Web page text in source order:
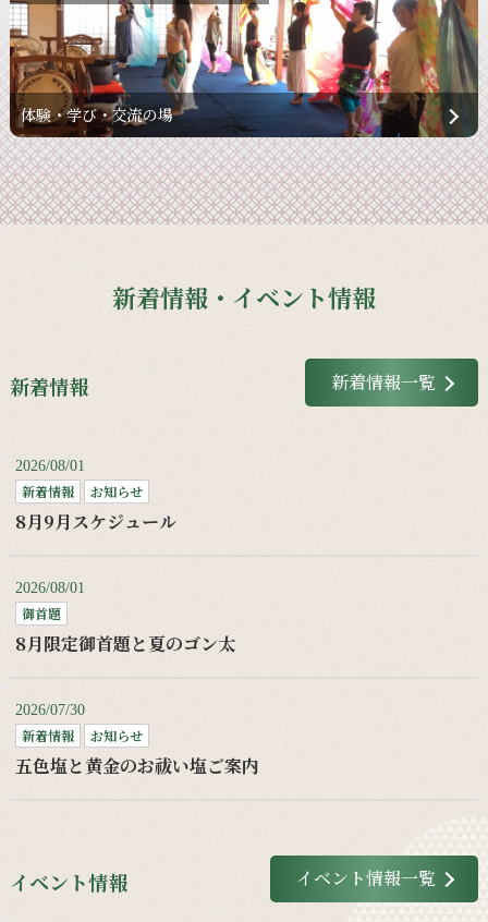
体験・学び・交流の場
新着情報・イベント情報
新着情報 新着情報一覧
2026/08/01
新着情報 お知らせ
8月9月スケジュール
2026/08/01
御首題
8月限定御首題と夏のゴン太
2026/07/30
新着情報 お知らせ
五色塩と黄金のお祓い塩ご案内
イベント情報 イベント情報一覧